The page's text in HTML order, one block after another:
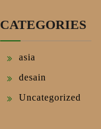
CATEGORIES
asia
desain
Uncategorized